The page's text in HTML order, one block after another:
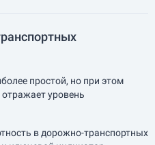
простой, но при этом
уровень
в дорожно-транспортных